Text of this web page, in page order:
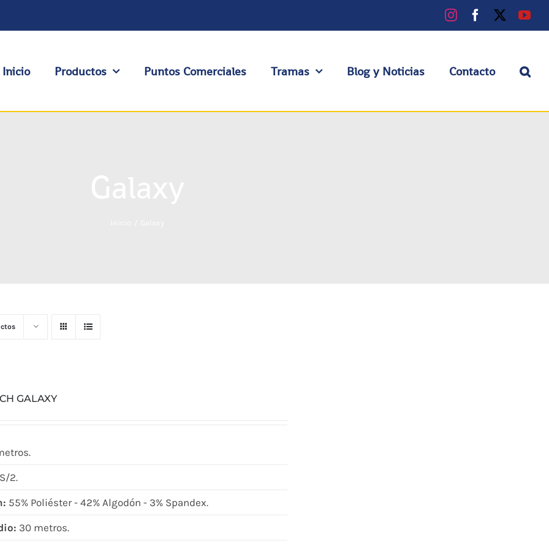
InstagramFacebook
Inicio Productos Puntos Comerciales Tramas Blog y Noticias Contacto
GALAXY
2.
55% Poliéster - 42% Algodón - 3% Spandex.
30 metros.